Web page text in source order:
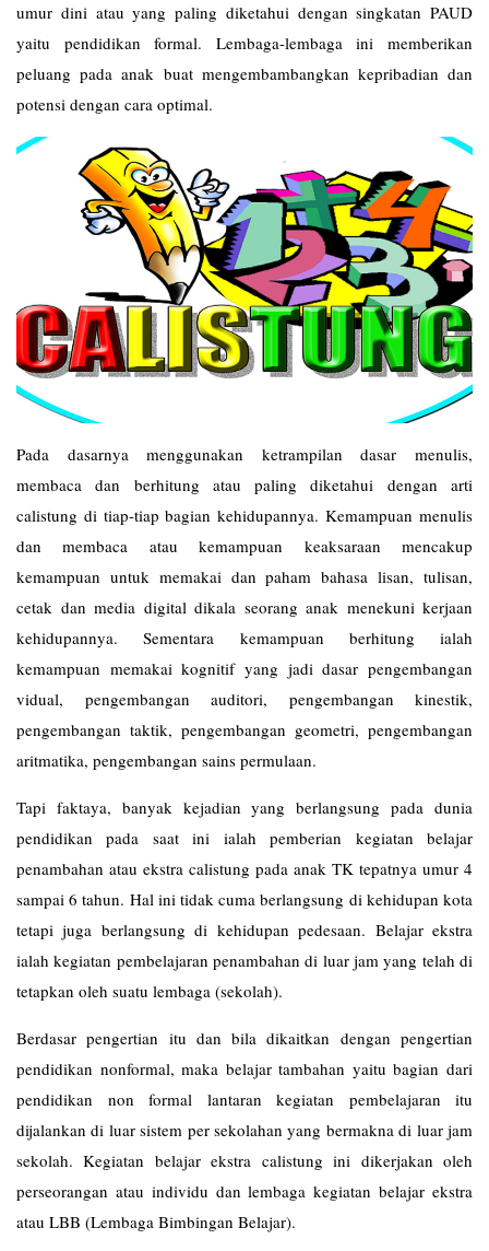
umur dini atau yang paling diketahui dengan singkatan PAUD
yaitu pendidikan formal. Lembaga-lembaga ini memberikan
peluang pada anak buat mengembambangkan kepribadian dan
potensi dengan cara optimal.
Pada dasarnya menggunakan ketrampilan dasar menulis,
membaca dan berhitung atau paling diketahui dengan arti
calistung di tiap-tiap bagian kehidupannya. Kemampuan menulis
dan membaca atau kemampuan keaksaraan mencakup
kemampuan untuk memakai dan paham bahasa lisan, tulisan,
cetak dan media digital dikala seorang anak menekuni kerjaan
kehidupannya. Sementara kemampuan berhitung ialah
kemampuan memakai kognitif yang jadi dasar pengembangan
vidual, pengembangan auditori, pengembangan kinestik,
pengembangan taktik, pengembangan geometri, pengembangan
aritmatika, pengembangan sains permulaan.
Tapi faktaya, banyak kejadian yang berlangsung pada dunia
pendidikan pada saat ini ialah pemberian kegiatan belajar
penambahan atau ekstra calistung pada anak TK tepatnya umur 4
sampai 6 tahun. Hal ini tidak cuma berlangsung di kehidupan kota
tetapi juga berlangsung di kehidupan pedesaan. Belajar ekstra
ialah kegiatan pembelajaran penambahan di luar jam yang telah di
tetapkan oleh suatu lembaga (sekolah).
Berdasar pengertian itu dan bila dikaitkan dengan pengertian
pendidikan nonformal, maka belajar tambahan yaitu bagian dari
pendidikan non formal lantaran kegiatan pembelajaran itu
dijalankan di luar sistem per sekolahan yang bermakna di luar jam
sekolah. Kegiatan belajar ekstra calistung ini dikerjakan oleh
perseorangan atau individu dan lembaga kegiatan belajar ekstra
atau LBB (Lembaga Bimbingan Belajar).